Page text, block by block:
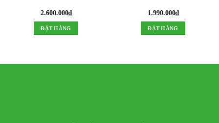
2.600.000₫
ĐẶT HÀNG
1.990.000₫
ĐẶT HÀNG